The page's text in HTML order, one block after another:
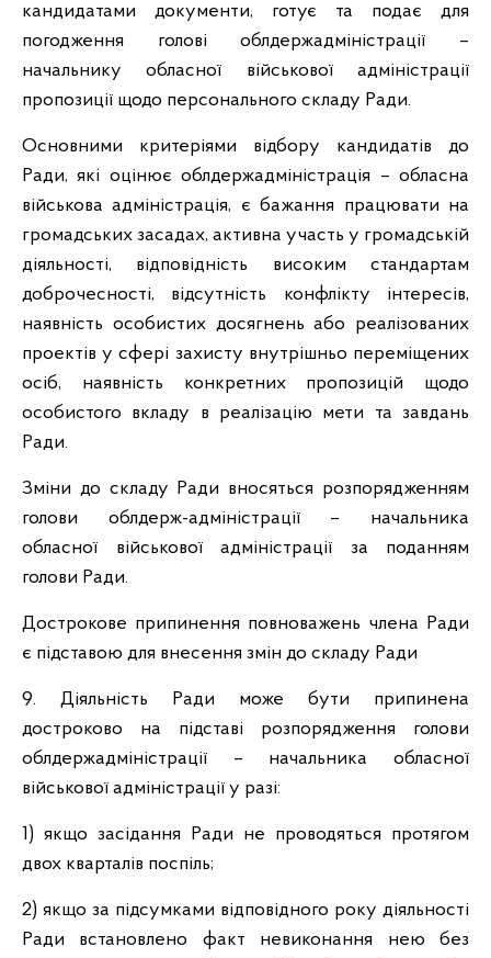
кандидатами документи, готує та подає для
погодження голові облдержадміністрації –
начальнику обласної військової адміністрації
пропозиції щодо персонального складу Ради.
Основними критеріями відбору кандидатів до
Ради, які оцінює облдержадміністрація – обласна
військова адміністрація, є бажання працювати на
громадських засадах, активна участь у громадській
діяльності, відповідність високим стандартам
доброчесності, відсутність конфлікту інтересів,
наявність особистих досягнень або реалізованих
проектів у сфері захисту внутрішньо переміщених
осіб, наявність конкретних пропозицій щодо
особистого вкладу в реалізацію мети та завдань
Ради.
Зміни до складу Ради вносяться розпорядженням
голови облдерж-адміністрації – начальника
обласної військової адміністрації за поданням
голови Ради.
Дострокове припинення повноважень члена Ради
є підставою для внесення змін до складу Ради
9. Діяльність Ради може бути припинена
достроково на підставі розпорядження голови
облдержадміністрації – начальника обласної
військової адміністрації у разі:
1) якщо засідання Ради не проводяться протягом
двох кварталів поспіль;
2) якщо за підсумками відповідного року діяльності
Ради встановлено факт невиконання нею без